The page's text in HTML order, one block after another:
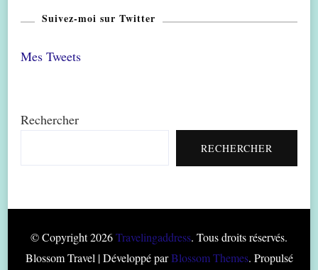
Suivez-moi sur Twitter
Mes Tweets
Rechercher
RECHERCHER
© Copyright 2026Travelingaddress. Tous droits réservés.
Blossom Travel | Développé parBlossom Themes. Propulsé